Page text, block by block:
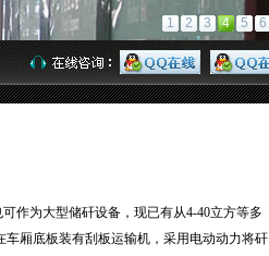
1 2 3 4 5 6
作为大型储矸设备，现已有从4-40立方等多
厢底板装有刮板运输机，采用电动动力将矸